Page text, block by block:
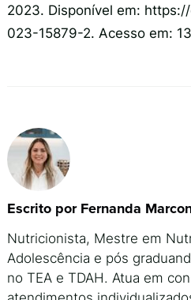
2023. Disponível em:
023-15879-2. Acesso em:
Escrito por Fernanda
Nutricionista, Mestre em
Adolescência e pós
no TEA e TDAH. Atua em